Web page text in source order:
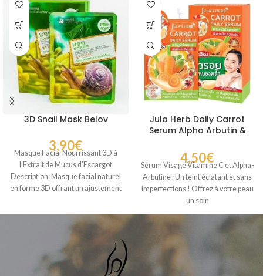
3D Snail Mask Belov
3,90€
Masque Facial Nourrissant 3D à
l’Extrait de Mucus d’Escargot
Description: Masque facial naturel
en forme 3D offrant un ajustement
Jula Herb Daily Carrot
Serum Alpha Arbutin &
4,50€
Sérum Visage Vitamine C et Alpha-
Arbutine : Un teint éclatant et sans
imperfections ! Offrez à votre peau
un soin